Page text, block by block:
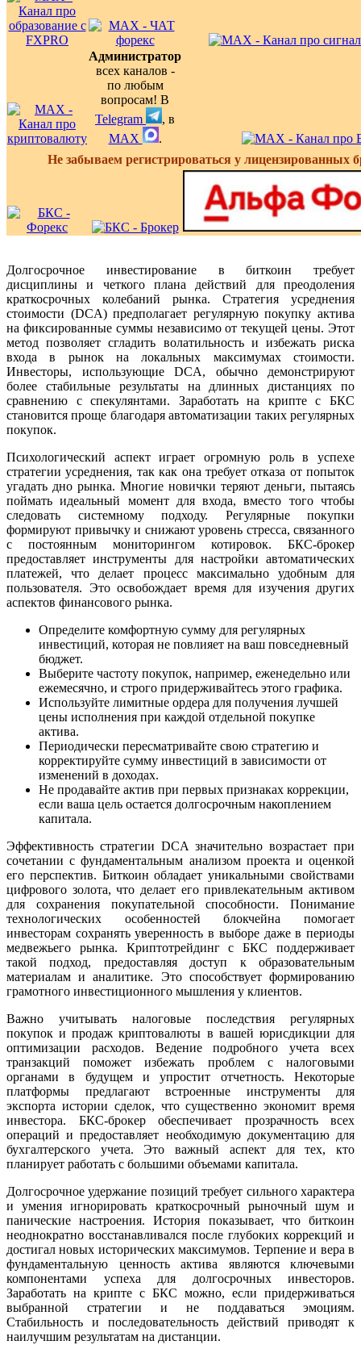
Администратор
всех каналов -
по любым
вопросам! В
Telegram
, в
MAX
.
Не забываем регистрироваться у лицензированных
Долгосрочное инвестирование в биткоин требует
дисциплины и четкого плана действий для преодоления
краткосрочных колебаний рынка. Стратегия усреднения
стоимости (DCA) предполагает регулярную покупку актива
на фиксированные суммы независимо от текущей цены. Этот
метод позволяет сгладить волатильность и избежать риска
входа в рынок на локальных максимумах стоимости.
Инвесторы, использующие DCA, обычно демонстрируют
более стабильные результаты на длинных дистанциях по
сравнению с спекулянтами. Заработать на крипте с БКС
становится проще благодаря автоматизации таких регулярных
покупок.
Психологический аспект играет огромную роль в успехе
стратегии усреднения, так как она требует отказа от попыток
угадать дно рынка. Многие новички теряют деньги, пытаясь
поймать идеальный момент для входа, вместо того чтобы
следовать системному подходу. Регулярные покупки
формируют привычку и снижают уровень стресса, связанного
с постоянным мониторингом котировок. БКС-брокер
предоставляет инструменты для настройки автоматических
платежей, что делает процесс максимально удобным для
пользователя. Это освобождает время для изучения других
аспектов финансового рынка.
Определите комфортную сумму для регулярных
инвестиций, которая не повлияет на ваш повседневный
бюджет.
Выберите частоту покупок, например, еженедельно или
ежемесячно, и строго придерживайтесь этого графика.
Используйте лимитные ордера для получения лучшей
цены исполнения при каждой отдельной покупке
актива.
Периодически пересматривайте свою стратегию и
корректируйте сумму инвестиций в зависимости от
изменений в доходах.
Не продавайте актив при первых признаках коррекции,
если ваша цель остается долгосрочным накоплением
капитала.
Эффективность стратегии DCA значительно возрастает при
сочетании с фундаментальным анализом проекта и оценкой
его перспектив. Биткоин обладает уникальными свойствами
цифрового золота, что делает его привлекательным активом
для сохранения покупательной способности. Понимание
технологических особенностей блокчейна помогает
инвесторам сохранять уверенность в выборе даже в периоды
медвежьего рынка. Криптотрейдинг с БКС поддерживает
такой подход, предоставляя доступ к образовательным
материалам и аналитике. Это способствует формированию
грамотного инвестиционного мышления у клиентов.
Важно учитывать налоговые последствия регулярных
покупок и продаж криптовалюты в вашей юрисдикции для
оптимизации расходов. Ведение подробного учета всех
транзакций поможет избежать проблем с налоговыми
органами в будущем и упростит отчетность. Некоторые
платформы предлагают встроенные инструменты для
экспорта истории сделок, что существенно экономит время
инвестора. БКС-брокер обеспечивает прозрачность всех
операций и предоставляет необходимую документацию для
бухгалтерского учета. Это важный аспект для тех, кто
планирует работать с большими объемами капитала.
Долгосрочное удержание позиций требует сильного характера
и умения игнорировать краткосрочный рыночный шум и
панические настроения. История показывает, что биткоин
неоднократно восстанавливался после глубоких коррекций и
достигал новых исторических максимумов. Терпение и вера в
фундаментальную ценность актива являются ключевыми
компонентами успеха для долгосрочных инвесторов.
Заработать на крипте с БКС можно, если придерживаться
выбранной стратегии и не поддаваться эмоциям.
Стабильность и последовательность действий приводят к
наилучшим результатам на дистанции.